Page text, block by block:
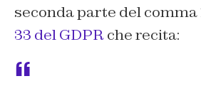
seconda parte del comma
33 del GDPR che recita: